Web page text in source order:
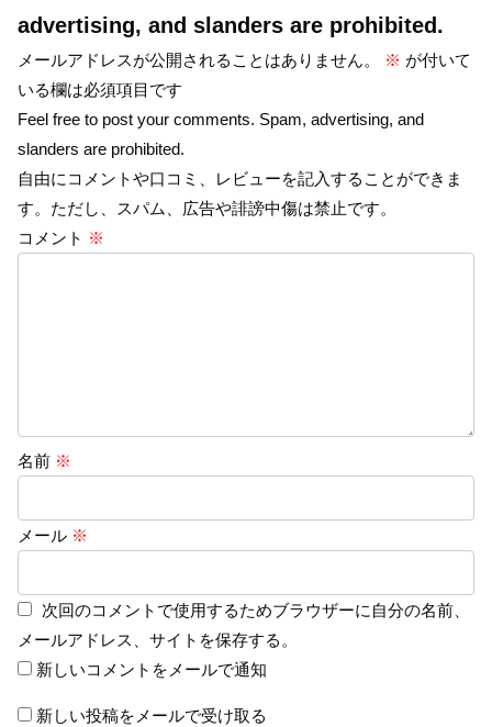
advertising, and slanders are prohibited.
メールアドレスが公開されることはありません。 ※ が付いて
いる欄は必須項目です
Feel free to post your comments. Spam, advertising, and
slanders are prohibited.
自由にコメントや口コミ、レビューを記入することができま
す。ただし、スパム、広告や誹謗中傷は禁止です。
コメント ※
名前 ※
メール ※
次回のコメントで使用するためブラウザーに自分の名前、
メールアドレス、サイトを保存する。
新しいコメントをメールで通知
新しい投稿をメールで受け取る